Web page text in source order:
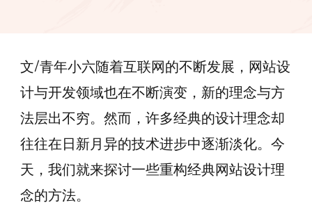
文/青年小六随着互联网的不断发展，网站设
计与开发领域也在不断演变，新的理念与方
法层出不穷。然而，许多经典的设计理念却
往往在日新月异的技术进步中逐渐淡化。今
天，我们就来探讨一些重构经典网站设计理
念的方法。